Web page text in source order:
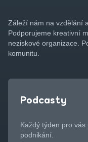
Záleží nám na vzdělání
Podporujeme kreativní
neziskové organizace.
komunitu.
Podcasty
Každý týden pro
podnikání.